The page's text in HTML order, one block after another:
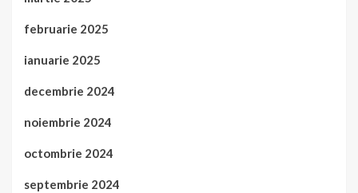
februarie 2025
ianuarie 2025
decembrie 2024
noiembrie 2024
octombrie 2024
septembrie 2024